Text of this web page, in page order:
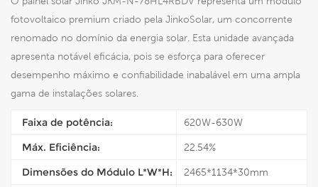
fotovoltaico premium criado pela JinkoSolar, um concorrente
renomado no domínio da energia solar. Esta unidade avançada
apresenta notável eficácia, pois se esforça para oferecer
desempenho máximo e confiabilidade inabalável em uma ampla
gama de instalações solares.
Faixa de potência: 620W-630W
Máx. Eficiência: 22.54%
Dimensões do Módulo L*W*H: 2465*1134*30mm